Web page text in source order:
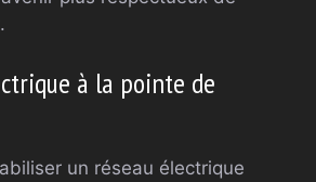
à la pointe de
un réseau électrique